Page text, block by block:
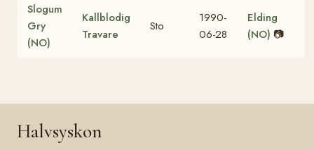
Slogum
Gry
(NO)
Kallblodig
Travare
Sto
1990-
06-28
Elding
(NO) 📷
Halvsyskon